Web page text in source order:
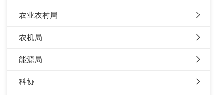
农业农村局
农机局
能源局
科协